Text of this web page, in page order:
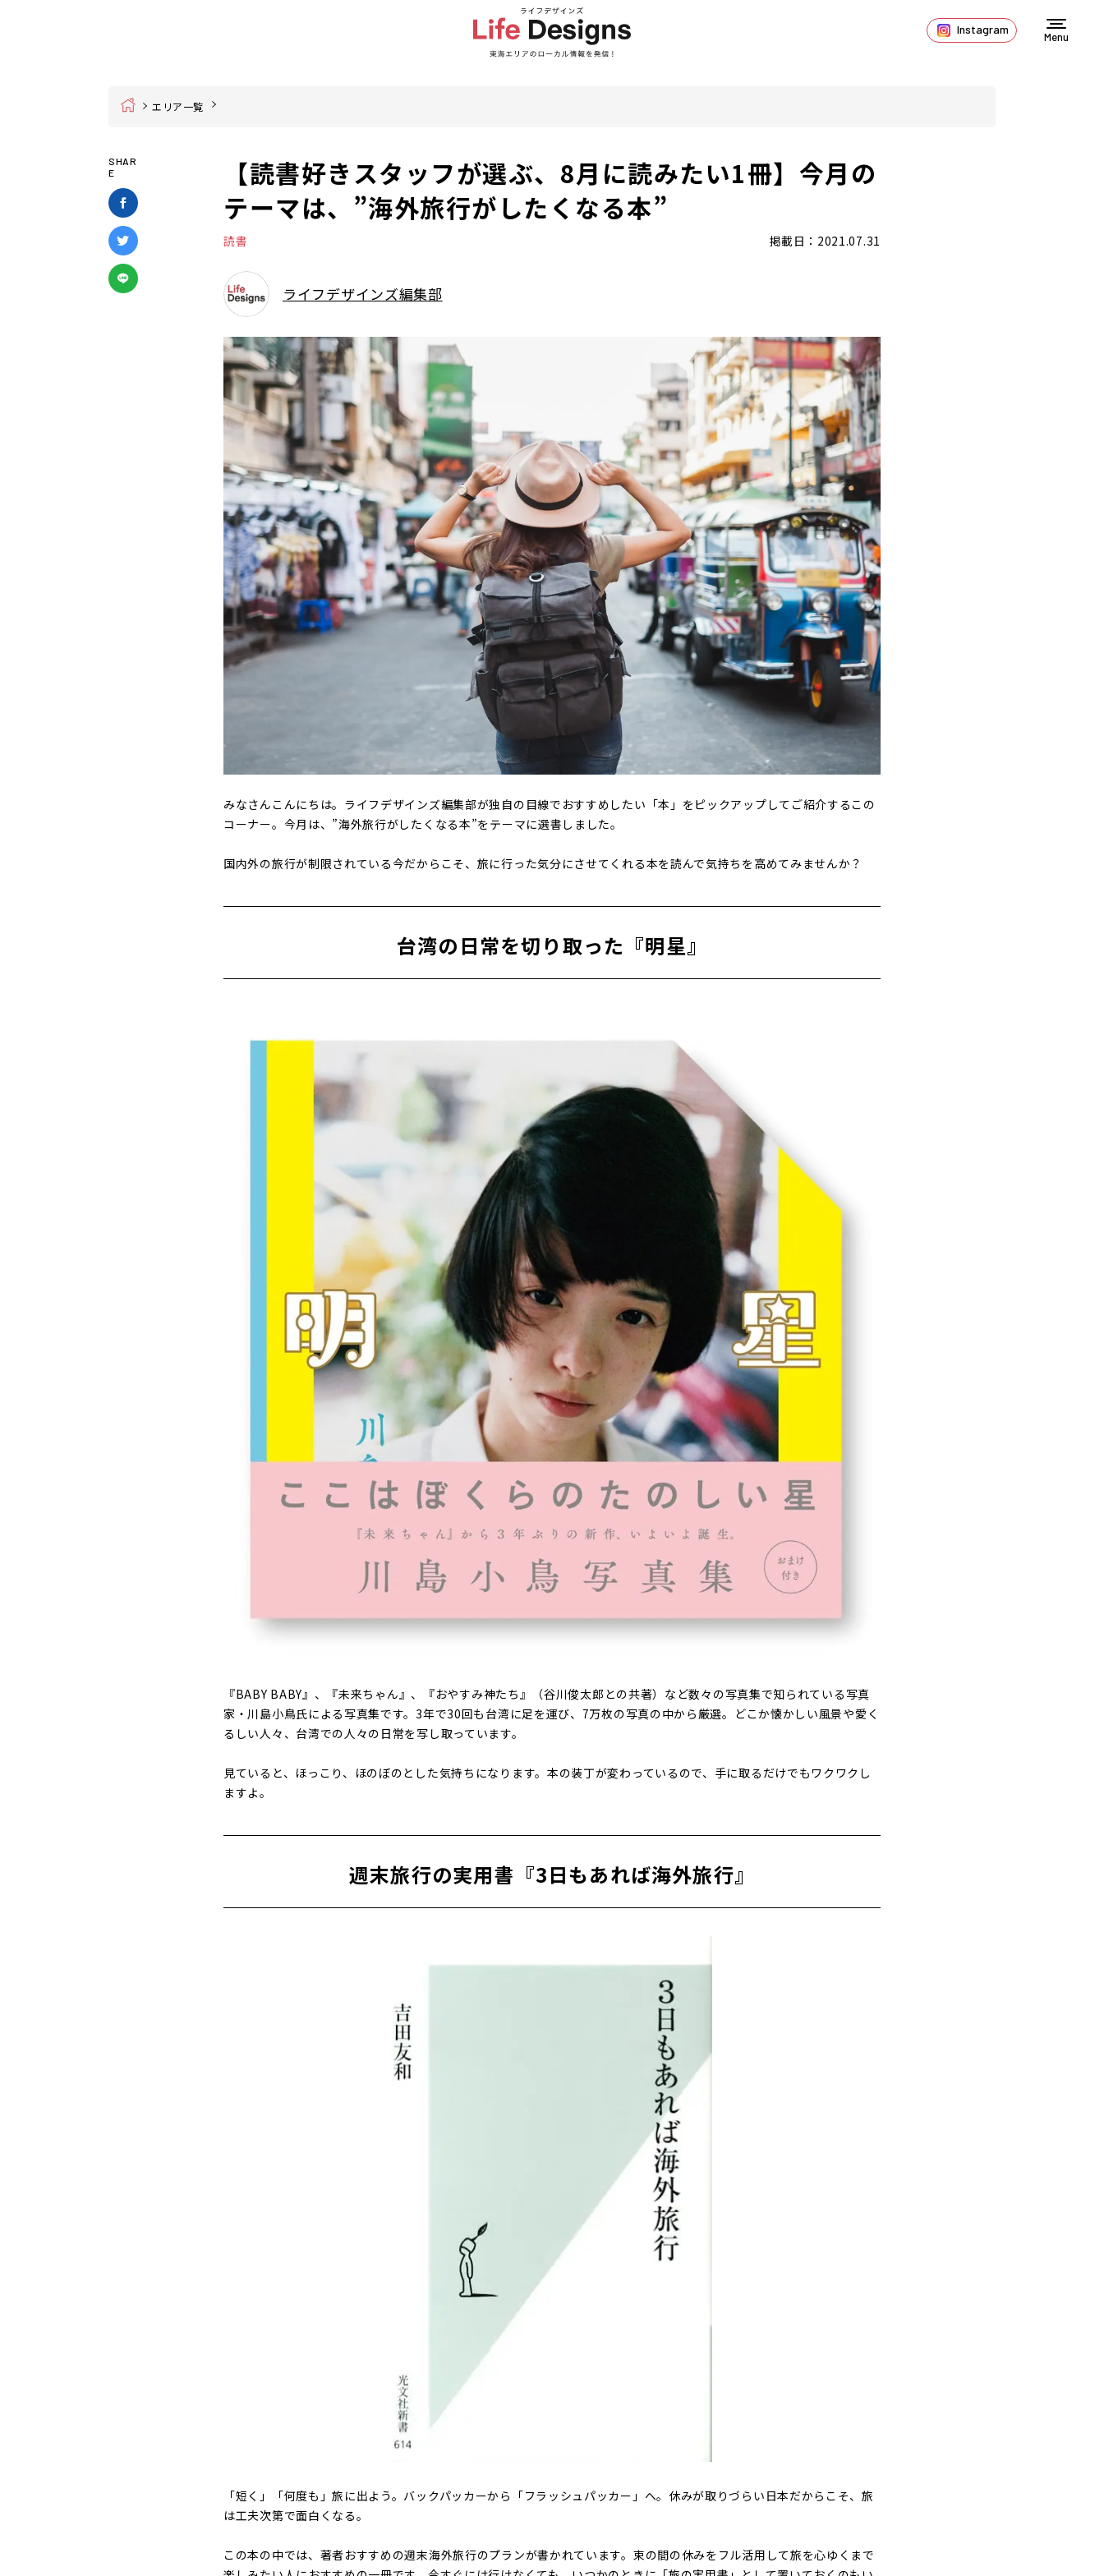
Instagram
Menu
Home エリア一覧
SHAR
E
【読書好きスタッフが選ぶ、8月に読みたい1冊】今月の
テーマは、”海外旅行がしたくなる本”
読書 掲載日：2021.07.31
ライフデザインズ編集部
みなさんこんにちは。ライフデザインズ編集部が独自の目線でおすすめしたい「本」をピックアップしてご紹介するこの
コーナー。今月は、”海外旅行がしたくなる本”をテーマに選書しました。
国内外の旅行が制限されている今だからこそ、旅に行った気分にさせてくれる本を読んで気持ちを高めてみませんか？
台湾の日常を切り取った『明星』
『BABY BABY』、『未来ちゃん』、『おやすみ神たち』（谷川俊太郎との共著）など数々の写真集で知られている写真
家・川島小鳥氏による写真集です。3年で30回も台湾に足を運び、7万枚の写真の中から厳選。どこか懐かしい風景や愛く
るしい人々、台湾での人々の日常を写し取っています。
見ていると、ほっこり、ほのぼのとした気持ちになります。本の装丁が変わっているので、手に取るだけでもワクワクし
ますよ。
週末旅行の実用書『3日もあれば海外旅行』
「短く」「何度も」旅に出よう。バックパッカーから「フラッシュパッカー」へ。休みが取りづらい日本だからこそ、旅
は工夫次第で面白くなる。
この本の中では、著者おすすめの週末海外旅行のプランが書かれています。束の間の休みをフル活用して旅を心ゆくまで